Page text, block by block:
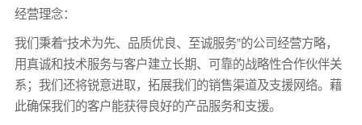
经营理念：
我们秉着“技术为先、品质优良、至诚服务”的公司经营方略，
用真诚和技术服务与客户建立长期、可靠的战略性合作伙伴关
系；我们还将锐意进取，拓展我们的销售渠道及支援网络。藉
此确保我们的客户能获得良好的产品服务和支援。